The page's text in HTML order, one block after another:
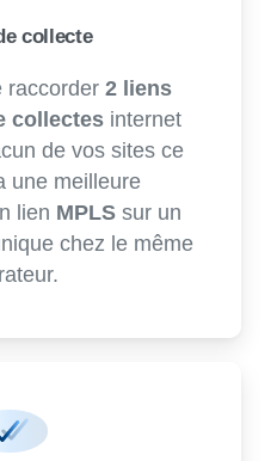
collecte
raccorder 2 liens
collectes internet
de vos sites ce
une meilleure
lien MPLS sur un
chez le même